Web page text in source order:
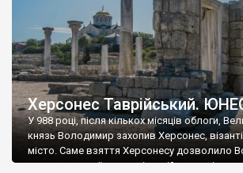
Херсонес Таврійський.
У 988 році, після кількох місяців облоги,
князь Володимир захопив Херсонес,
місто. Саме взяття Херсонесу дозволило
диктувати свої умови візантійському